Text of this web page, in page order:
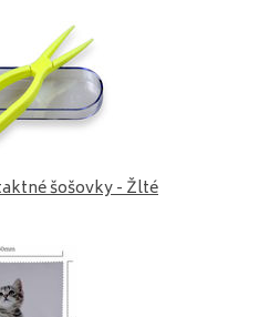
šošovky - Žlté